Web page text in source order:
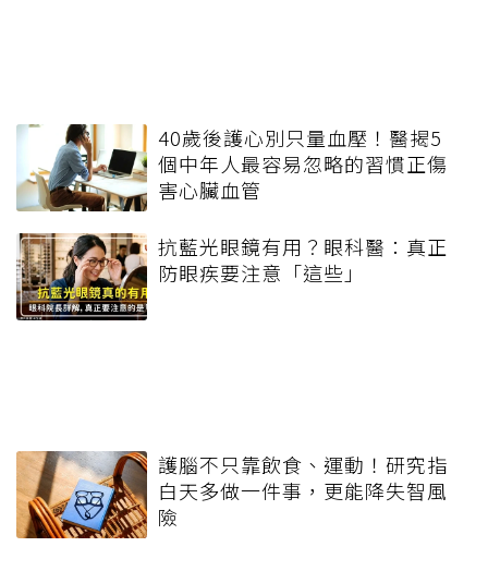
40歲後護心別只量血壓！醫揭5
個中年人最容易忽略的習慣正傷
害心臟血管
抗藍光眼鏡有用？眼科醫：真正
防眼疾要注意「這些」
護腦不只靠飲食、運動！研究指
白天多做一件事，更能降失智風
險